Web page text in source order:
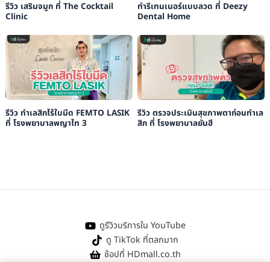
รีวิว เสริมจมูก ที่ The Cocktail
Clinic
ทำรีเทนเนอร์แบบลวด ที่ Deezy
Dental Home
รีวิว ทำเลสิกไร้ใบมีด FEMTO LASIK
ที่ โรงพยาบาลพญาไท 3
รีวิว ตรวจประเมินสุขภาพตาก่อนทำเล
สิก ที่ โรงพยาบาลยันฮี
ดูรีวิวบริการใน YouTube
ดู TikTok ที่ตลกมาก
ช้อปที่ HDmall.co.th